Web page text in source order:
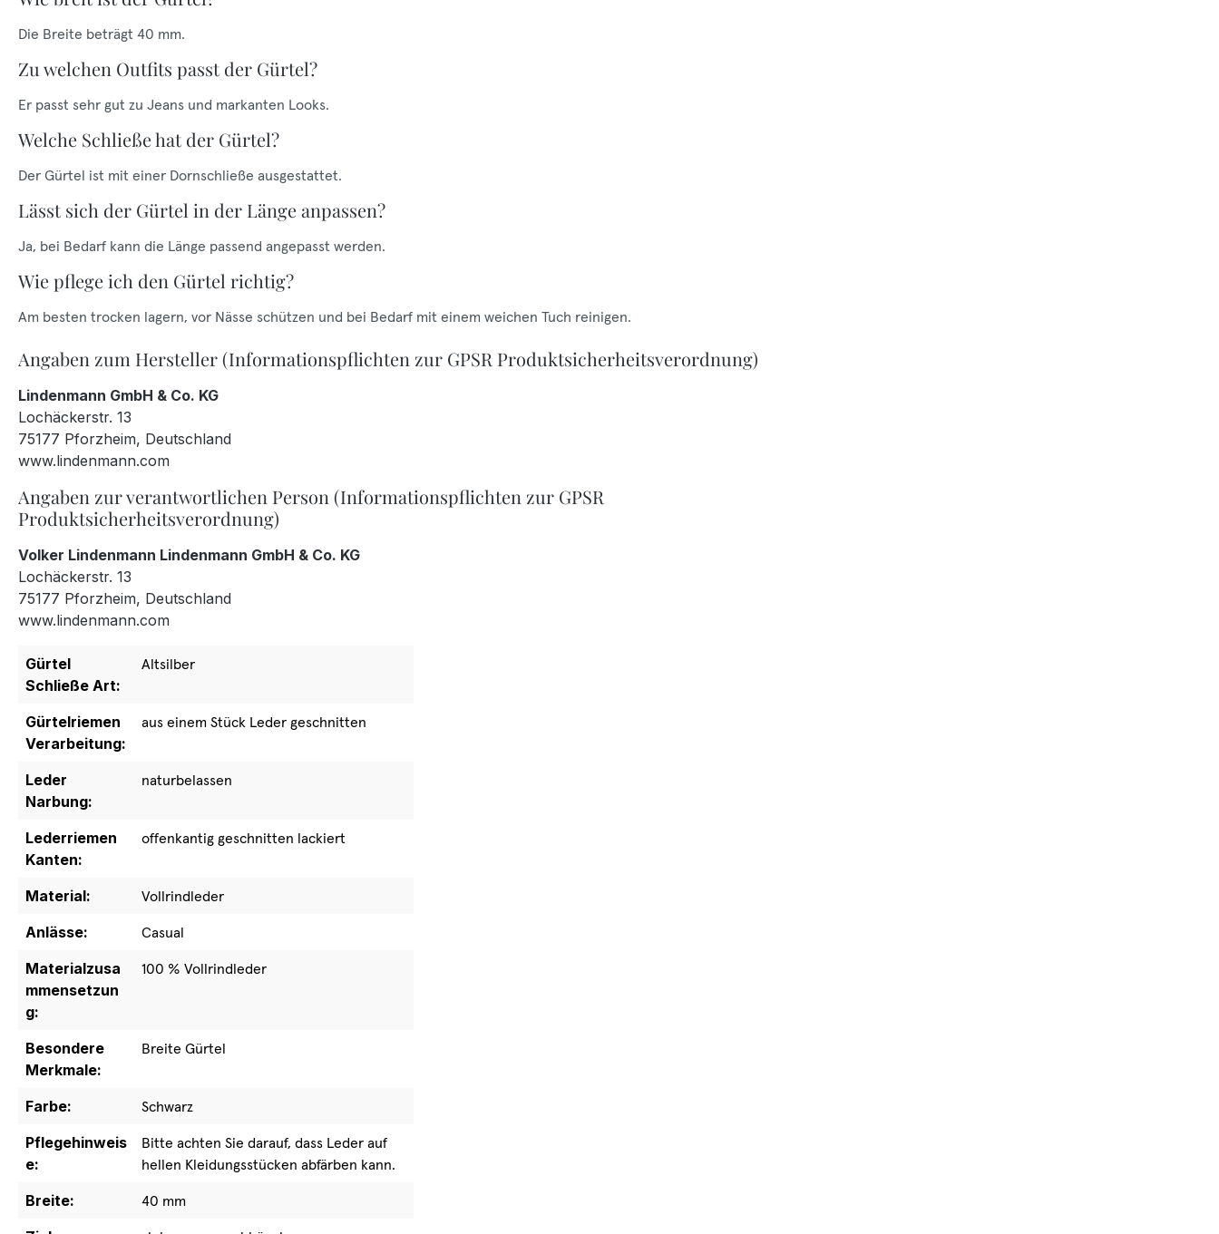
Die Breite beträgt 40 mm.
Zu welchen Outfits passt der Gürtel?
Er passt sehr gut zu Jeans und markanten Looks.
Welche Schließe hat der Gürtel?
Der Gürtel ist mit einer Dornschließe ausgestattet.
Lässt sich der Gürtel in der Länge anpassen?
Ja, bei Bedarf kann die Länge passend angepasst werden.
Wie pflege ich den Gürtel richtig?
Am besten trocken lagern, vor Nässe schützen und bei Bedarf mit einem weichen Tuch reinigen.
Angaben zum Hersteller (Informationspflichten zur GPSR Produktsicherheitsverordnung)
Lindenmann GmbH & Co. KG
Lochäckerstr. 13
75177 Pforzheim, Deutschland
www.lindenmann.com
Angaben zur verantwortlichen Person (Informationspflichten zur GPSR
Produktsicherheitsverordnung)
Volker Lindenmann Lindenmann GmbH & Co. KG
Lochäckerstr. 13
75177 Pforzheim, Deutschland
www.lindenmann.com
Gürtel
Schließe Art:
Altsilber
Gürtelriemen
Verarbeitung:
aus einem Stück Leder geschnitten
Leder
Narbung:
naturbelassen
Lederriemen
Kanten:
offenkantig geschnitten lackiert
Material:
Vollrindleder
Anlässe:
Casual
Materialzusa
mmensetzun
g:
100 % Vollrindleder
Besondere
Merkmale:
Breite Gürtel
Farbe:
Schwarz
Pflegehinweis
e:
Bitte achten Sie darauf, dass Leder auf
hellen Kleidungsstücken abfärben kann.
Breite:
40 mm